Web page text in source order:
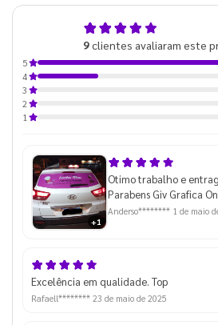
9clientes avaliaram este
5
4
3
2
1
+1
Otimo trabalho e
Parabens Giv Grafica
Anderso******** 1 de maio
Excelência em qualidade. Top
Rafaell******** 23 de maio de 2025